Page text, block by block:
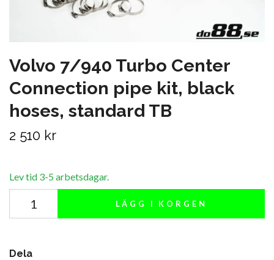
Volvo 7/940 Turbo Center
Connection pipe kit, black
hoses, standard TB
2 510 kr
Lev tid 3-5 arbetsdagar.
LÄGG I KORGEN
Dela